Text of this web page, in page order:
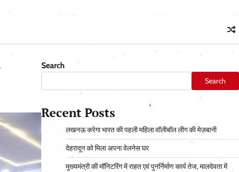
Search
Search
Recent Posts
लखनऊ करेगा भारत की पहली महिला वॉलीबॉल लीग की मेज़बानी
देहरादून को मिला अपना वेलनेस घर
मुख्यमंत्री की मॉनिटरिंग में राहत एवं पुनर्निर्माण कार्य तेज, मालदेवता में